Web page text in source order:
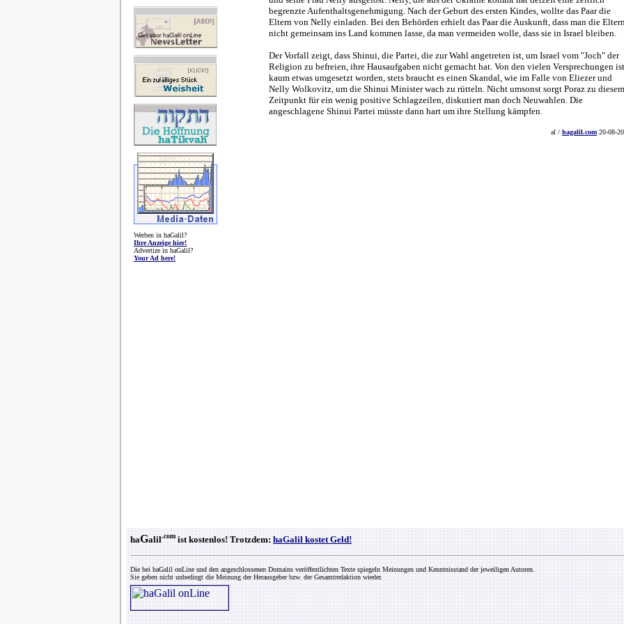
Werben in haGalil?
Ihre Anzeige hier!
Advertize in haGalil?
Your Ad here!
begrenzte Aufenthaltsgenehmigung. Nach der Geburt des ersten Kindes, wollte das Paar die
Eltern von Nelly einladen. Bei den Behörden erhielt das Paar die Auskunft, dass man die
nicht gemeinsam ins Land kommen lasse, da man vermeiden wolle, dass sie in Israel bleiben.
Der Vorfall zeigt, dass Shinui, die Partei, die zur Wahl angetreten ist, um Israel vom "Joch" der
Religion zu befreien, ihre Hausaufgaben nicht gemacht hat. Von den vielen Versprechungen ist
kaum etwas umgesetzt worden, stets braucht es einen Skandal, wie im Falle von Eliezer und
Nelly Wolkovitz, um die Shinui Minister wach zu rütteln. Nicht umsonst sorgt Poraz zu diesem
Zeitpunkt für ein wenig positive Schlagzeilen, diskutiert man doch Neuwahlen. Die
angeschlagene Shinui Partei müsste dann hart um ihre Stellung kämpfen.
al / hagalil.com 20-08-
haGalil.comist kostenlos! Trotzdem:haGalil kostet Geld!
Die bei haGalil onLine und den angeschlossenen Domains veröffentlichten Texte spiegeln Meinungen und Kenntnisstand der jeweiligen Autoren.
Sie geben nicht unbedingt die Meinung der Herausgeber bzw. der Gesamtredaktion wieder.